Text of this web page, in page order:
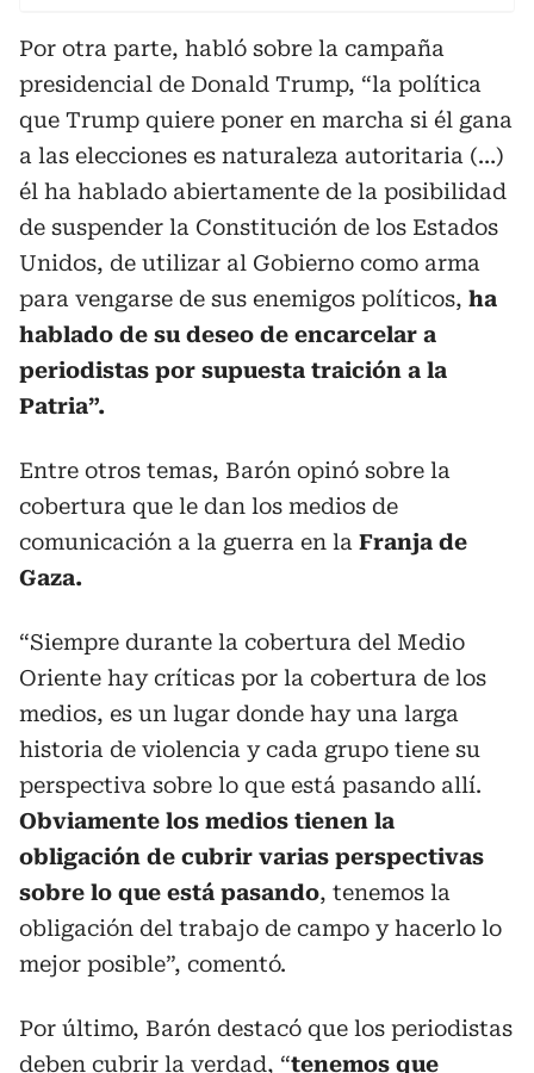
Por otra parte, habló sobre la campaña
presidencial de Donald Trump, “la política
que Trump quiere poner en marcha si él gana
a las elecciones es naturaleza autoritaria (…)
él ha hablado abiertamente de la posibilidad
de suspender la Constitución de los Estados
Unidos, de utilizar al Gobierno como arma
para vengarse de sus enemigos políticos, ha
hablado de su deseo de encarcelar a
periodistas por supuesta traición a la
Patria”.
Entre otros temas, Barón opinó sobre la
cobertura que le dan los medios de
comunicación a la guerra en la Franja de
Gaza.
“Siempre durante la cobertura del Medio
Oriente hay críticas por la cobertura de los
medios, es un lugar donde hay una larga
historia de violencia y cada grupo tiene su
perspectiva sobre lo que está pasando allí.
Obviamente los medios tienen la
obligación de cubrir varias perspectivas
sobre lo que está pasando, tenemos la
obligación del trabajo de campo y hacerlo lo
mejor posible”, comentó.
Por último, Barón destacó que los periodistas
deben cubrir la verdad, “tenemos que